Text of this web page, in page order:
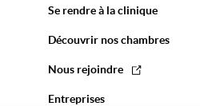
Se rendre à la clinique
Découvrir nos chambres
Nous rejoindre
Entreprises